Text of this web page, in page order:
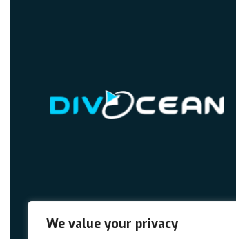
We value your privacy